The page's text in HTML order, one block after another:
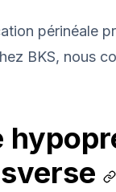
périnéale
BKS, nous